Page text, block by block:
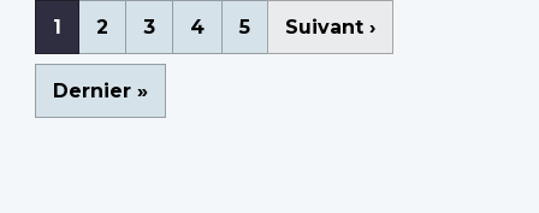
Pagination
Page
courante
1 Page
2 Page
3 Page
4 Page
5
Page
suivante
Suivant ›
Dernière
page
Dernier »